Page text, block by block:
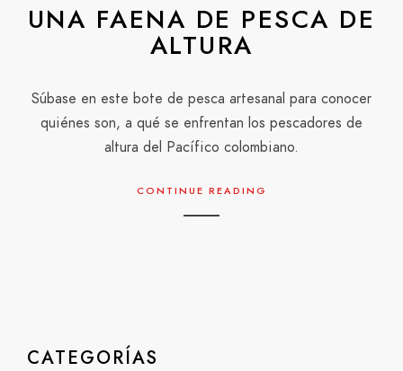
UNA FAENA DE PESCA DE
ALTURA
Súbase en este bote de pesca artesanal para conocer
quiénes son, a qué se enfrentan los pescadores de
altura del Pacífico colombiano.
CONTINUE READING
CATEGORÍAS